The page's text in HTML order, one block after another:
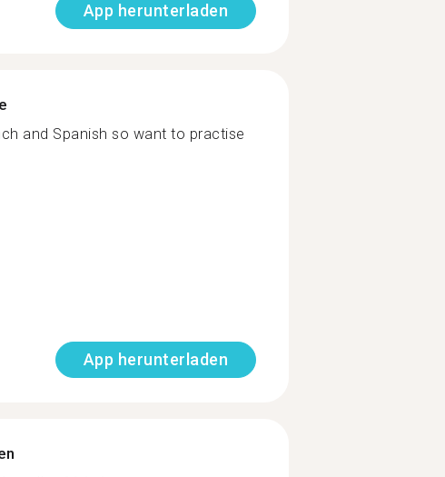
App herunterladen
and Spanish so want to practise
App herunterladen